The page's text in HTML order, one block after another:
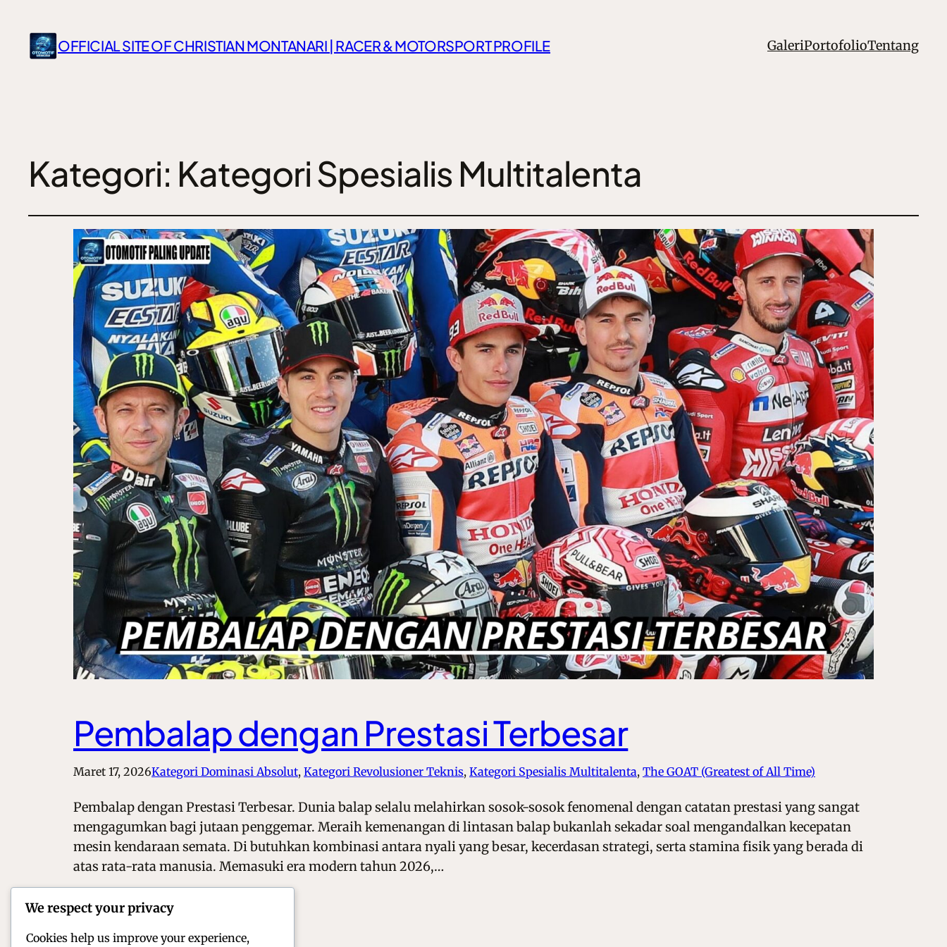
OFFICIAL SITE OF CHRISTIAN MONTANARI | RACER & MOTORSPORT PROFILE GaleriPortofolioTentang
Kategori: Kategori Spesialis Multitalenta
Pembalap dengan Prestasi Terbesar
Maret 17, 2026Kategori Dominasi Absolut, Kategori Revolusioner Teknis, Kategori Spesialis Multitalenta, The GOAT (Greatest of All Time)
Pembalap dengan Prestasi Terbesar. Dunia balap selalu melahirkan sosok-sosok fenomenal dengan catatan prestasi yang sangat
mengagumkan bagi jutaan penggemar. Meraih kemenangan di lintasan balap bukanlah sekadar soal mengandalkan kecepatan
mesin kendaraan semata. Di butuhkan kombinasi antara nyali yang besar, kecerdasan strategi, serta stamina fisik yang berada di
atas rata-rata manusia. Memasuki era modern tahun 2026,…
We respect your privacy
Cookies help us improve your experience,